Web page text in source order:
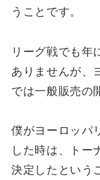
うことです。
リーグ戦でも年
ありませんが、
では一般販売の
僕がヨーロッパ
した時は、トー
決定したという